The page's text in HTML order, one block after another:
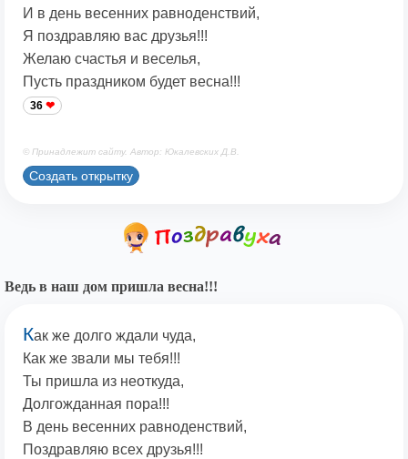
И в день весенних равноденствий,
Я поздравляю вас друзья!!!
Желаю счастья и веселья,
Пусть праздником будет весна!!!
36
© Принадлежит сайту. Автор: Юкалевских Д.В.
Создать открытку
Ведь в наш дом пришла весна!!!
Как же долго ждали чуда,
Как же звали мы тебя!!!
Ты пришла из неоткуда,
Долгожданная пора!!!
В день весенних равноденствий,
Поздравляю всех друзья!!!